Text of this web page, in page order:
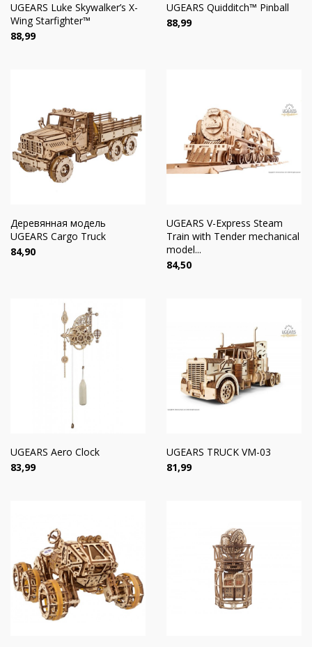
UGEARS Luke Skywalker’s X-
Wing Starfighter™
Цена
88,99
UGEARS Quidditch™ Pinball
Цена
88,99
Деревянная модель
UGEARS Cargo Truck
Цена
84,90
UGEARS V-Express Steam
Train with Tender mechanical
model...
Цена
84,50
UGEARS Aero Clock
Цена
83,99
UGEARS TRUCK VM-03
Цена
81,99